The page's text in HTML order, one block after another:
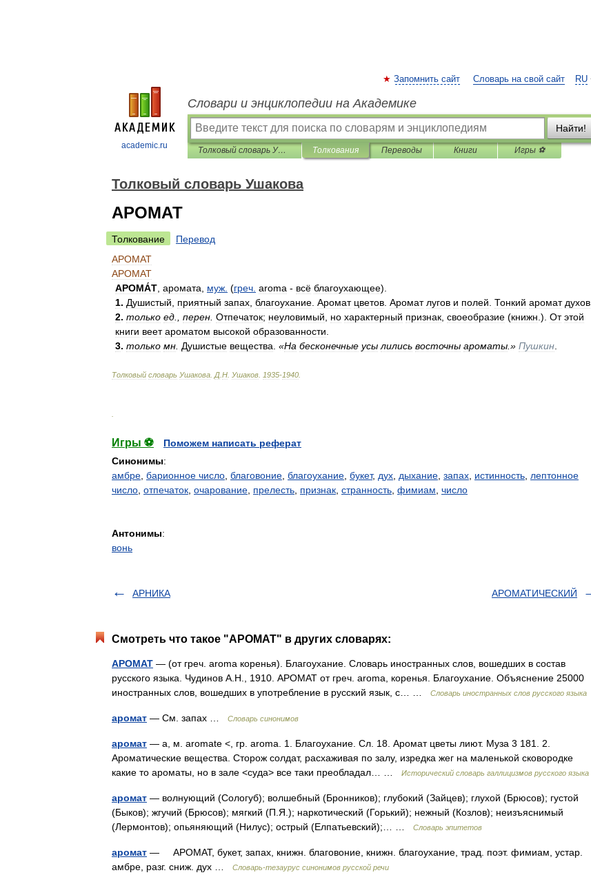
academic.ru
RU
Запомнить сайт Словарь на свой сайт
Словари и энциклопедии на Академике
Найти!
Толковый словарь Ушакова Толкования Переводы Книги Игры ⚽
Толковый словарь Ушакова
АРОМАТ
Толкование
Перевод
АРОМАТ
АРОМАТ
АРОМА́Т аромата муж (греч aroma - всё благоухающее).
1. Душистый приятный запах благоухание Аромат цветов Аромат лугов и полей Тонкий аромат духов
2. только ед перен Отпечаток; неуловимый но характерный признак своеобразие (книжн .). От этой
книги веет ароматом высокой образованности
3. только мн Душистые вещества «На бесконечные усы лились восточны ароматы .» Пушкин
Толковый словарь Ушакова Д Н Ушаков 1935-1940
Игры ⚽
Поможем написать реферат
Синонимы:
амбре барионное число благовоние благоухание букет, дух дыхание запах истинность лептонное
число отпечаток очарование прелесть признак странность фимиам число
Антонимы:
вонь
АРНИКА АРОМАТИЧЕСКИЙ
Смотреть что такое "АРОМАТ" в других словарях:
АРОМАТ — (от греч. aroma коренья). Благоухание. Словарь иностранных слов, вошедших в состав
русского языка. Чудинов А.Н., 1910. АРОМАТ от греч. aroma, коренья. Благоухание. Объяснение 25000
иностранных слов, вошедших в употребление в русский язык, с… …
Словарь иностранных слов русского языка
аромат — См. запах … Словарь синонимов
аромат — а, м. aromate <, гр. aroma. 1. Благоухание. Сл. 18. Аромат цветы лиют. Муза 3 181. 2.
Ароматические вещества. Сторож солдат, расхаживая по залу, изредка жег на маленькой сковородке
какие то ароматы, но в зале <суда> все таки преобладал… …
Исторический словарь галлицизмов русского языка
аромат — волнующий (Сологуб); волшебный (Бронников); глубокий (Зайцев); глухой (Брюсов); густой
(Быков); жгучий (Брюсов); мягкий (П.Я.); наркотический (Горький); нежный (Козлов); неизъяснимый
(Лермонтов); опьяняющий (Нилус); острый (Елпатьевский);… …
Словарь эпитетов
аромат — АРОМАТ, букет, запах, книжн. благовоние, книжн. благоухание, трад. поэт. фимиам, устар.
амбре, разг. сниж. дух …
Словарь-тезаурус синонимов русской речи